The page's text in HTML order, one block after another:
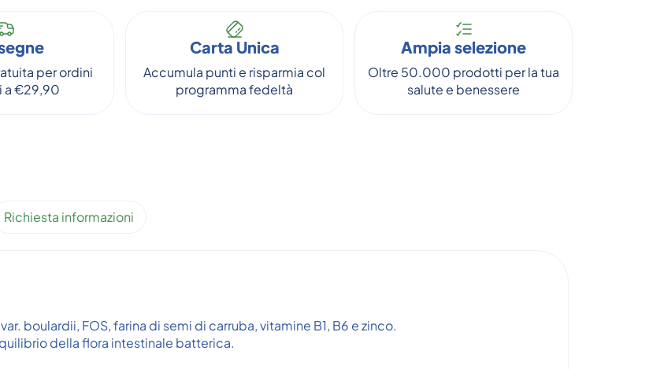
per ordini
a €29,90
Carta Unica
Accumula punti e risparmia col
programma fedeltà
Ampia selezione
Oltre 50.000 prodotti per la tua
salute e benessere
Richiesta informazioni
boulardii, FOS, farina di semi di carruba, vitamine B1, B6 e zinco.
della flora intestinale batterica.